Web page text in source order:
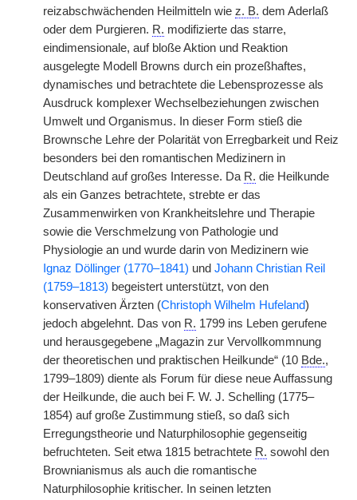
reizabschwächenden Heilmitteln wie z. B. dem Aderlaß
oder dem Purgieren. R. modifizierte das starre,
eindimensionale, auf bloße Aktion und Reaktion
ausgelegte Modell Browns durch ein prozeßhaftes,
dynamisches und betrachtete die Lebensprozesse als
Ausdruck komplexer Wechselbeziehungen zwischen
Umwelt und Organismus. In dieser Form stieß die
Brownsche Lehre der Polarität von Erregbarkeit und Reiz
besonders bei den romantischen Medizinern in
Deutschland auf großes Interesse. Da R. die Heilkunde
als ein Ganzes betrachtete, strebte er das
Zusammenwirken von Krankheitslehre und Therapie
sowie die Verschmelzung von Pathologie und
Physiologie an und wurde darin von Medizinern wie
Ignaz Döllinger (1770–1841) und Johann Christian Reil
(1759–1813) begeistert unterstützt, von den
konservativen Ärzten (Christoph Wilhelm Hufeland)
jedoch abgelehnt. Das von R. 1799 ins Leben gerufene
und herausgegebene „Magazin zur Vervollkommnung
der theoretischen und praktischen Heilkunde“ (10 Bde.,
1799–1809) diente als Forum für diese neue Auffassung
der Heilkunde, die auch bei F. W. J. Schelling (1775–
1854) auf große Zustimmung stieß, so daß sich
Erregungstheorie und Naturphilosophie gegenseitig
befruchteten. Seit etwa 1815 betrachtete R. sowohl den
Brownianismus als auch die romantische
Naturphilosophie kritischer. In seinen letzten